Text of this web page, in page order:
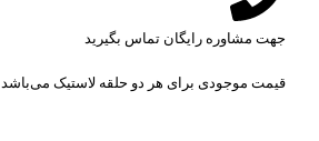
جهت مشاوره رایگان تماس بگیرید
قیمت موجودی برای هر دو حلقه لاستیک می‌باشد